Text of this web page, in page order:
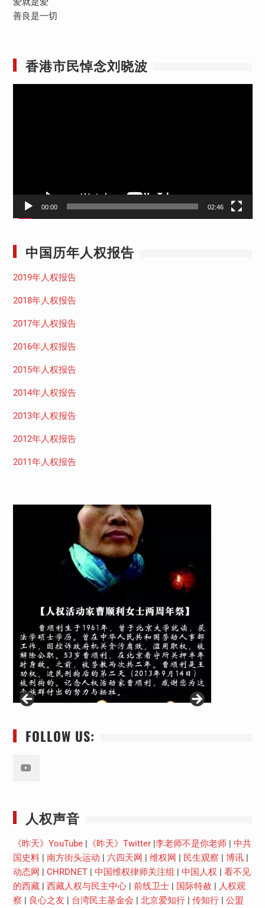
善良是一切
香港市民悼念刘晓波
00:00 02:46
中国历年人权报告
2019年人权报告
2018年人权报告
2017年人权报告
2016年人权报告
2015年人权报告
2014年人权报告
2013年人权报告
2012年人权报告
2011年人权报告
FOLLOW US:
人权声音
《昨天》YouTube| 《昨天》Twitter| 李老师不是你老师| 中共
国史料| 南方街头运动 六四天网 维权网 民生观察 博讯|
动态网
CHRDNET| 中国维权律师关注组 中国人权
看不见
的西藏| 西藏人权与民主中心| 前线卫士| 国际特赦
人权观
察
良心之友 台湾民主基金会 北京爱知行| 传知行| 公盟